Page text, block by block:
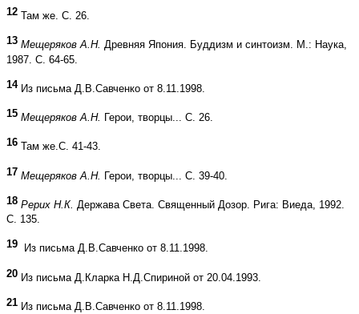
12 Там же. С. 26.
13 Мещеряков А.Н. Древняя Япония. Буддизм и синтоизм. М.: Наука,
1987. С. 64-65.
14Из письма Д.В.Савченко от 8.11.1998.
15 Мещеряков А.Н. Герои, творцы... С. 26.
16 Там же.С. 41-43.
17 Мещеряков А.Н. Герои, творцы... С. 39-40.
18 Рерих Н.К. Держава Света. Священный Дозор. Рига: Виеда, 1992.
С. 135.
19 Из письма Д.В.Савченко от 8.11.1998.
20 Из письма Д.Кларка Н.Д.Спириной от 20.04.1993.
21 Из письма Д.В.Савченко от 8.11.1998.